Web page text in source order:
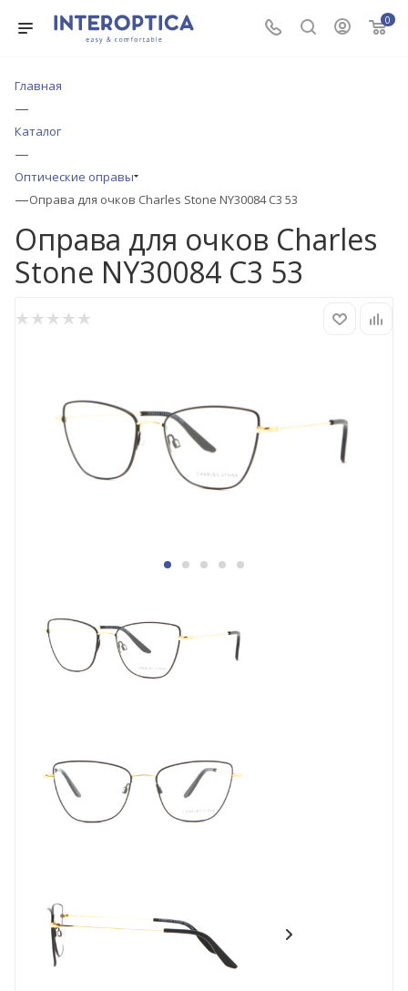
0
Главная
—
Каталог
—
Оптические оправы
—Оправа для очков Charles Stone NY30084 C3 53
Оправа для очков Charles
Stone NY30084 C3 53